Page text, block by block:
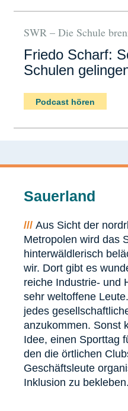
SWR – Die Schule
Friedo Scharf:
Schulen
Podcast hören
Sauerland
/// Aus Sicht der
Metropolen wird das
hinterwäldlerisch
wir. Dort gibt es
reiche Industrie- und
sehr weltoffene
jedes
anzukommen. Sonst
Idee, einen Sporttag
den die örtlichen
Geschäftsleute
Inklusion zu bekleben.